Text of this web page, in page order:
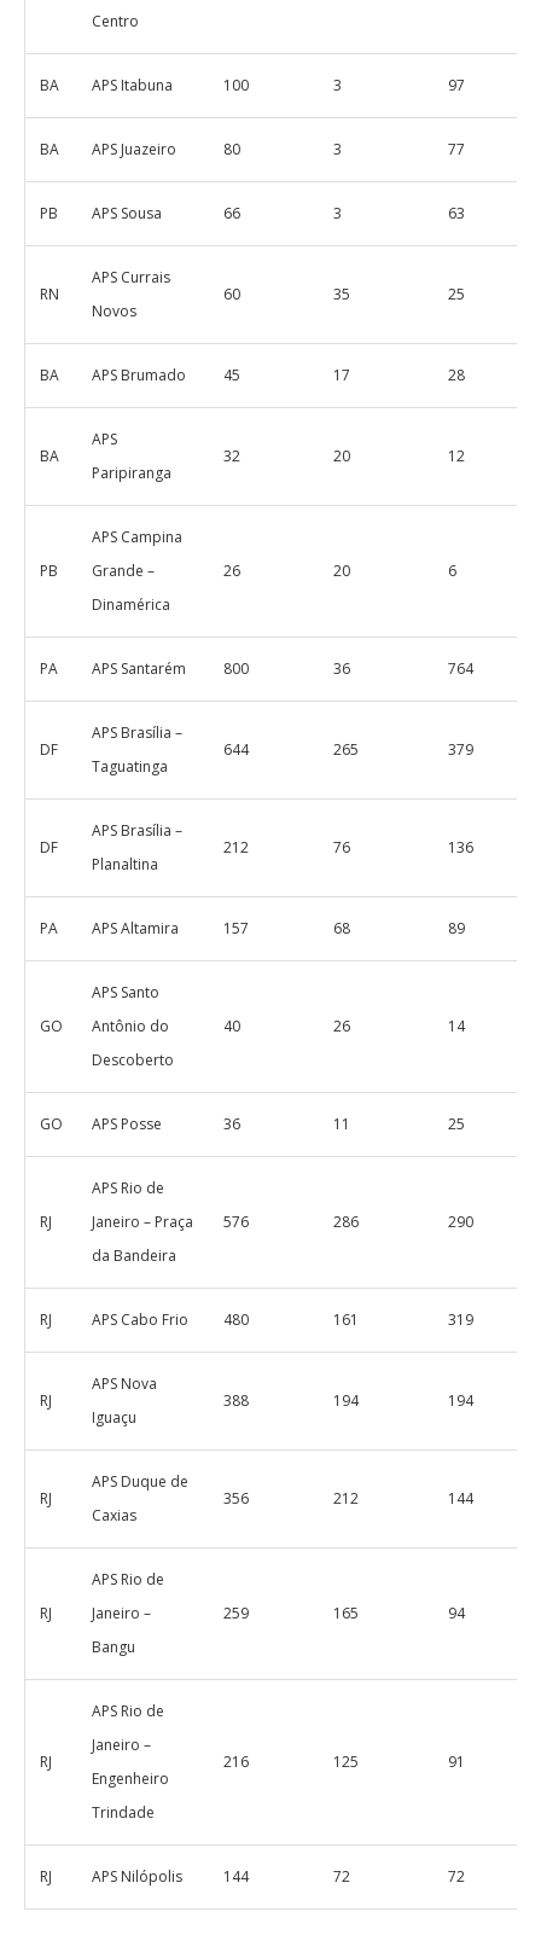
Centro
BA APS Itabuna 100 3 97
BA APS Juazeiro 80 3 77
PB APS Sousa 66 3 63
RN
APS Currais
Novos
60 35 25
BA APS Brumado 45 17 28
BA
APS
Paripiranga
32 20 12
PB
APS Campina
Grande –
Dinamérica
26 20 6
PA APS Santarém 800 36 764
DF
APS Brasília –
Taguatinga
644 265 379
DF
APS Brasília –
Planaltina
212 76 136
PA APS Altamira 157 68 89
GO
APS Santo
Antônio do
Descoberto
40 26 14
GO APS Posse 36 11 25
RJ
APS Rio de
Janeiro – Praça
da Bandeira
576 286 290
RJ APS Cabo Frio 480 161 319
RJ
APS Nova
Iguaçu
388 194 194
RJ
APS Duque de
Caxias
356 212 144
RJ
APS Rio de
Janeiro –
Bangu
259 165 94
RJ
APS Rio de
Janeiro –
Engenheiro
Trindade
216 125 91
RJ APS Nilópolis 144 72 72